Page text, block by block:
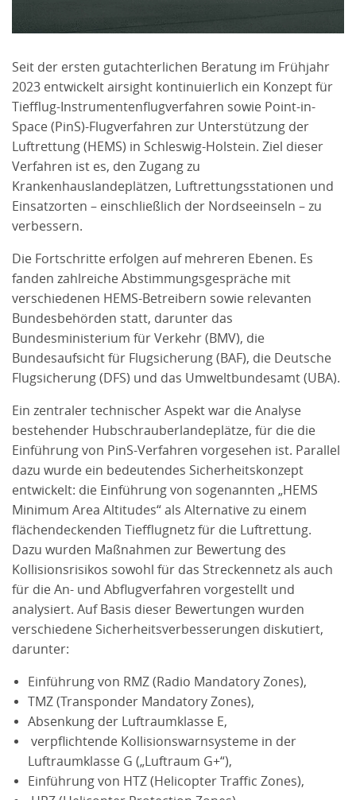
Seit der ersten gutachterlichen Beratung im Frühjahr
2023 entwickelt airsight kontinuierlich ein Konzept für
Tiefflug-Instrumentenflugverfahren sowie Point-in-
Space (PinS)-Flugverfahren zur Unterstützung der
Luftrettung (HEMS) in Schleswig-Holstein. Ziel dieser
Verfahren ist es, den Zugang zu
Krankenhauslandeplätzen, Luftrettungsstationen und
Einsatzorten – einschließlich der Nordseeinseln – zu
verbessern.
Die Fortschritte erfolgen auf mehreren Ebenen. Es
fanden zahlreiche Abstimmungsgespräche mit
verschiedenen HEMS-Betreibern sowie relevanten
Bundesbehörden statt, darunter das
Bundesministerium für Verkehr (BMV), die
Bundesaufsicht für Flugsicherung (BAF), die Deutsche
Flugsicherung (DFS) und das Umweltbundesamt (UBA).
Ein zentraler technischer Aspekt war die Analyse
bestehender Hubschrauberlandeplätze, für die die
Einführung von PinS-Verfahren vorgesehen ist. Parallel
dazu wurde ein bedeutendes Sicherheitskonzept
entwickelt: die Einführung von sogenannten „HEMS
Minimum Area Altitudes“ als Alternative zu einem
flächendeckenden Tiefflugnetz für die Luftrettung.
Dazu wurden Maßnahmen zur Bewertung des
Kollisionsrisikos sowohl für das Streckennetz als auch
für die An- und Abflugverfahren vorgestellt und
analysiert. Auf Basis dieser Bewertungen wurden
verschiedene Sicherheitsverbesserungen diskutiert,
darunter:
Einführung von RMZ (Radio Mandatory Zones),
TMZ (Transponder Mandatory Zones),
Absenkung der Luftraumklasse E,
verpflichtende Kollisionswarnsysteme in der
Luftraumklasse G („Luftraum G+“),
Einführung von HTZ (Helicopter Traffic Zones),